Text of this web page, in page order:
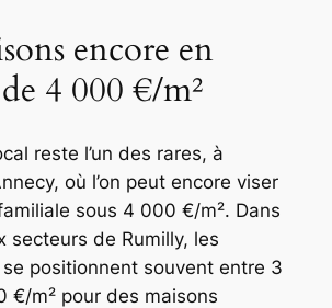
encore en
4 000 €/m²
reste l’un des rares, à
où l’on peut encore viser
sous 4 000 €/m². Dans
secteurs de Rumilly, les
positionnent souvent entre 3
€/m² pour des maisons